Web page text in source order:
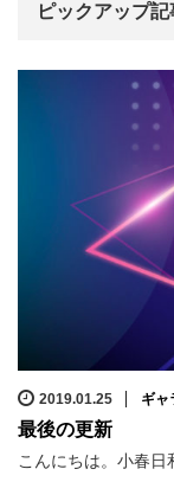
ピックアップ記
2019.01.25 ギャ
最後の更新
こんにちは。小春